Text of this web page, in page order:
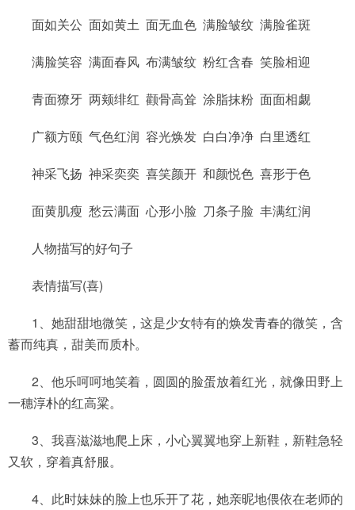
面如关公 面如黄土 面无血色 满脸皱纹 满脸雀斑
满脸笑容 满面春风 布满皱纹 粉红含春 笑脸相迎
青面獠牙 两颊绯红 颧骨高耸 涂脂抹粉 面面相觑
广额方颐 气色红润 容光焕发 白白净净 白里透红
神采飞扬 神采奕奕 喜笑颜开 和颜悦色 喜形于色
面黄肌瘦 愁云满面 心形小脸 刀条子脸 丰满红润
人物描写的好句子
表情描写(喜)
1、她甜甜地微笑，这是少女特有的焕发青春的微笑，含
蓄而纯真，甜美而质朴。
2、他乐呵呵地笑着，圆圆的脸蛋放着红光，就像田野上
一穗淳朴的红高粱。
3、我喜滋滋地爬上床，小心翼翼地穿上新鞋，新鞋急轻
又软，穿着真舒服。
4、此时妹妹的脸上也乐开了花，她亲昵地偎依在老师的